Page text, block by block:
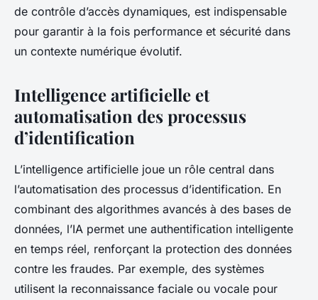
de contrôle d’accès dynamiques, est indispensable
pour garantir à la fois performance et sécurité dans
un contexte numérique évolutif.
Intelligence artificielle et
automatisation des processus
d’identification
L’intelligence artificielle joue un rôle central dans
l’automatisation des processus d’identification. En
combinant des algorithmes avancés à des bases de
données, l’IA permet une authentification intelligente
en temps réel, renforçant la protection des données
contre les fraudes. Par exemple, des systèmes
utilisent la reconnaissance faciale ou vocale pour